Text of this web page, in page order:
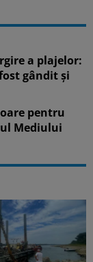
a plajelor:
gândit și
pentru
Mediului